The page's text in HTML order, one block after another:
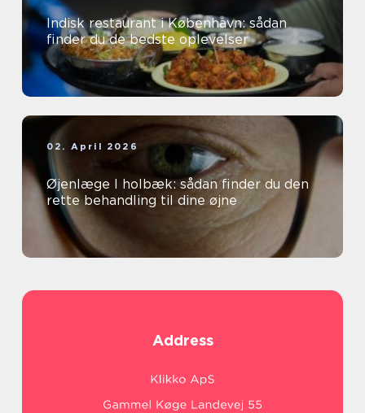
Indisk restaurant i København: sådan
finder du de bedste oplevelser
02. April 2026
Øjenlæge I holbæk: sådan finder du den
rette behandling til dine øjne
Address